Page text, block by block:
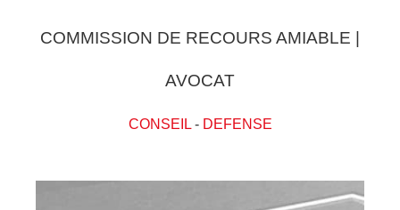
COMMISSION DE RECOURS AMIABLE |
AVOCAT
CONSEIL- DEFENSE